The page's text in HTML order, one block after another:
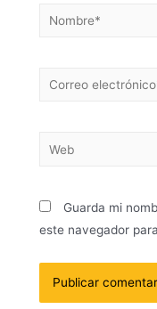
Guarda mi
este navegador